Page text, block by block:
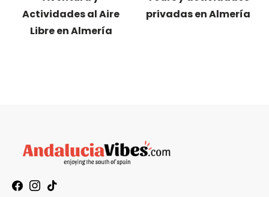
Actividades al Aire
Libre en Almería
privadas en Almería